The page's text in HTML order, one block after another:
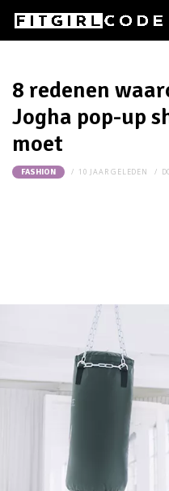
8 redenen
Jogha pop-up
moet
FASHION 10 JAAR GELEDEN